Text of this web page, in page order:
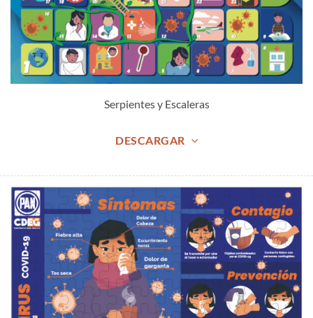
Serpientes y Escaleras
DESCARGAR